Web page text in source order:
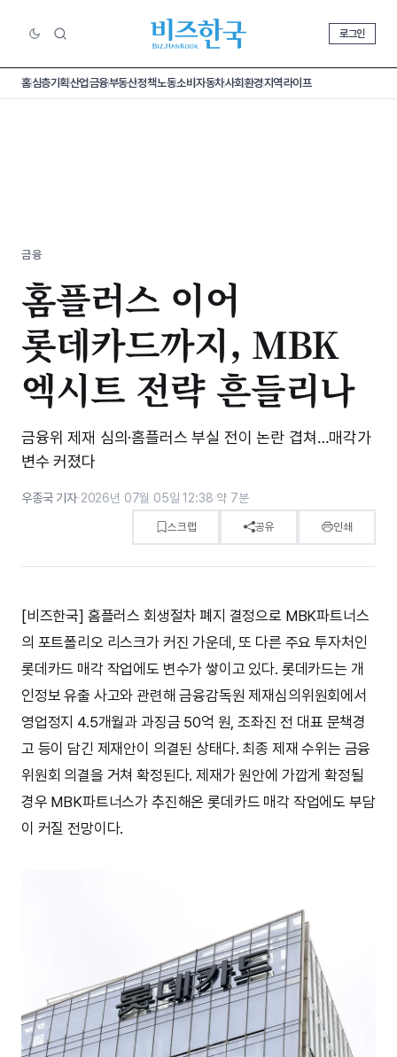
로그인
홈심층기획산업금융부동산정책노동소비 자동차사회환경지역라이프
금융
홈플러스 이어
롯데카드까지, MBK
엑시트 전략 흔들리나
금융위 제재 심의·홈플러스 부실 전이 논란 겹쳐…매각가
변수 커졌다
우종국 기자·2026년 07월 05일 12:38·약 7분
스크랩 공유 인쇄
[비즈한국] 홈플러스 회생절차 폐지 결정으로 MBK파트너스
의 포트폴리오 리스크가 커진 가운데, 또 다른 주요 투자처인
롯데카드 매각 작업에도 변수가 쌓이고 있다. 롯데카드는 개
인정보 유출 사고와 관련해 금융감독원 제재심의위원회에서
영업정지 4.5개월과 과징금 50억 원, 조좌진 전 대표 문책경
고 등이 담긴 제재안이 의결된 상태다. 최종 제재 수위는 금융
위원회 의결을 거쳐 확정된다. 제재가 원안에 가깝게 확정될
경우 MBK파트너스가 추진해온 롯데카드 매각 작업에도 부담
이 커질 전망이다.